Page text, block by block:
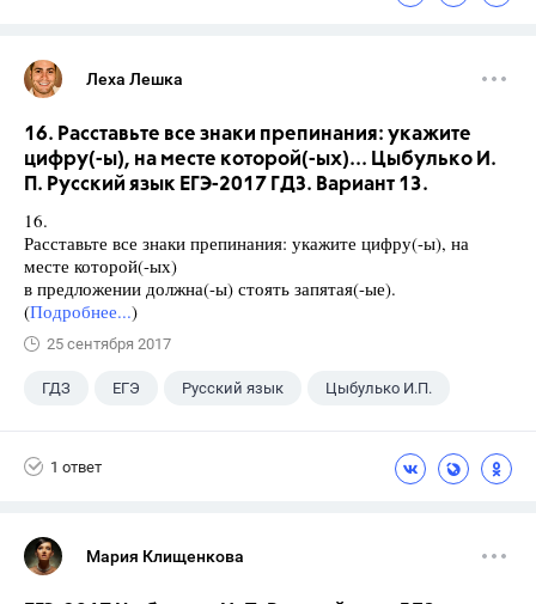
Леха Лешка
16. Расставьте все знаки препинания: укажите
цифру(-ы), на месте которой(-ых)... Цыбулько И.
П. Русский язык ЕГЭ-2017 ГДЗ. Вариант 13.
16.
Расставьте все знаки препинания: укажите цифру(-ы), на
месте которой(-ых)
в предложении должна(-ы) стоять запятая(-ые).
(Подробнее...)
25 сентября 2017
ГДЗ ЕГЭ Русский язык Цыбулько И.П.
1 ответ
Мария Клищенкова